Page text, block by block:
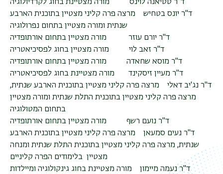
ד"ר טטיאנה לוינס מורה מצטיינת בחוג לקרדיולוגיה
ד"ר יונס בטחיש מרצה פרה קליני מצטיין בתוכנית הארבע
שנתית ומורה מצטיין בתחום נפרולוגיה
ד"ר מוסא שחאדה מורה מצטיין בתחום אורתופדיה
ד"ר מעיין זיסקינד מורה מצטיינת בחוג לפסיכיאטריה
ד"ר נג'יב דאלי מרצה פרה קליני מצטיין בתוכנית הארבע שנתית,
מרצה פרה קליני מצטיין בתוכנית התלת שנתית ומורה מצטיין
בתחום המטולוגיה
ד"ר נועם רשף מורה מצטיין בתחום אורתופדיה
ד"ר נעים סמעאן מרצה פרה קליני מצטיין בתוכנית הארבע
שנתית, מרצה פרה קליני מצטיין בתוכנית התלת שנתית ומנחה
מצטיין בלימודים הפרה קליניים
ד"ר נעמה מיימון מורה מצטיינת בחוג גינקולוגיה ומיילדות